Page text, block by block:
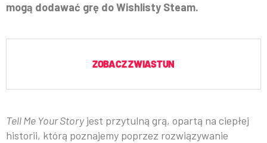
mogą dodawać grę do Wishlisty Steam.
ZOBACZ ZWIASTUN
Tell Me Your Storyjest przytulną grą, opartą na ciepłej
historii, którą poznajemy poprzez rozwiązywanie